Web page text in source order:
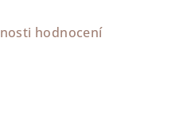
hodnocení